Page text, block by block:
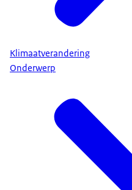
Klimaatverandering
Onderwerp